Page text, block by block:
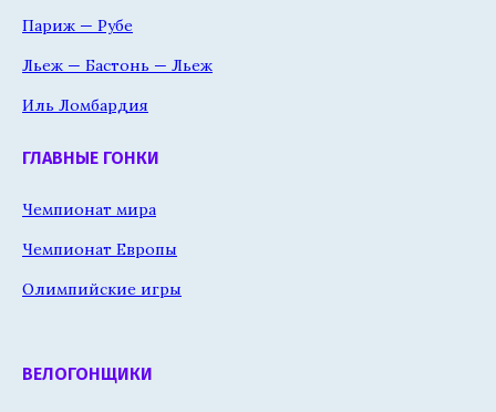
Париж — Рубе
Льеж — Бастонь — Льеж
Иль Ломбардия
ГЛАВНЫЕ ГОНКИ
Чемпионат мира
Чемпионат Европы
Олимпийские игры
ВЕЛОГОНЩИКИ